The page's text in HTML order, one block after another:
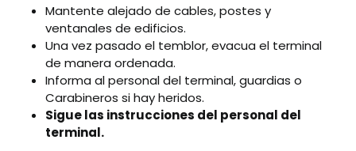
Mantente alejado de cables, postes y
ventanales de edificios.
Una vez pasado el temblor, evacua el terminal
de manera ordenada.
Informa al personal del terminal, guardias o
Carabineros si hay heridos.
Sigue las instrucciones del personal del
terminal.